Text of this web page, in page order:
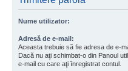
Nume utilizator:
Adresă de e-mail:
Aceasta trebuie să fie adresa de e-
Dacă nu aţi schimbat-o din Panoul
e-mail cu care aţi înregistrat contul.